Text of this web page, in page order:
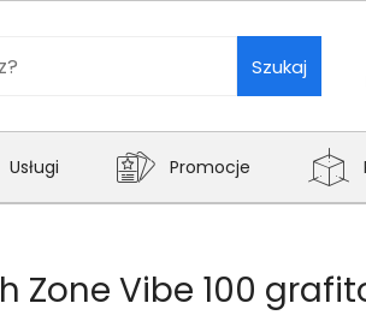
Szukaj
Usługi Promocje
Vibe 100